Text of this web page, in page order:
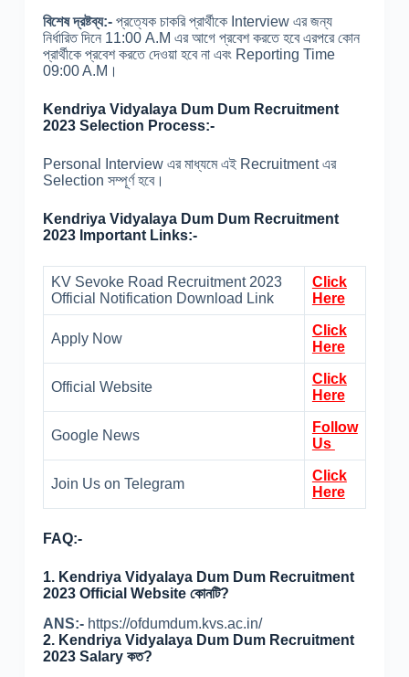
বিশেষ দ্রষ্টব্য:- প্রত্যেক চাকরি প্রার্থীকে Interview এর জন্য
নির্ধারিত দিনে 11:00 A.M এর আগে প্রবেশ করতে হবে এরপরে কোন
প্রার্থীকে প্রবেশ করতে দেওয়া হবে না এবং Reporting Time
09:00 A.M।
Kendriya Vidyalaya Dum Dum Recruitment
2023 Selection Process:-
Personal Interview এর মাধ্যমে এই Recruitment এর
Selection সম্পূর্ণ হবে।
Kendriya Vidyalaya Dum Dum Recruitment
2023 Important Links:-
KV Sevoke Road Recruitment 2023
Official Notification Download Link
Click
Here
Apply Now
Click
Here
Official Website
Click
Here
Google News
Follow
Us
Join Us on Telegram
Click
Here
FAQ:-
1. Kendriya Vidyalaya Dum Dum Recruitment
2023 Official Website কোনটি?
ANS:-https://ofdumdum.kvs.ac.in/
2. Kendriya Vidyalaya Dum Dum Recruitment
2023 Salary কত?